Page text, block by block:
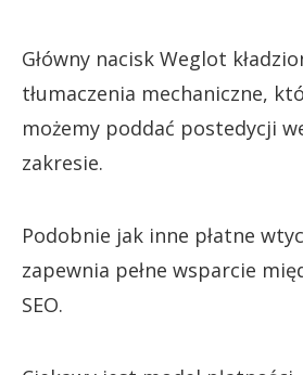
Główny nacisk Weglot
tłumaczenia mechaniczne,
możemy poddać postedycji
zakresie.
Podobnie jak inne płatne
zapewnia pełne wsparcie
SEO.